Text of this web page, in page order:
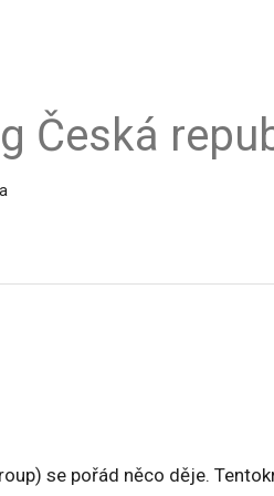
Česká
se pořád něco děje.